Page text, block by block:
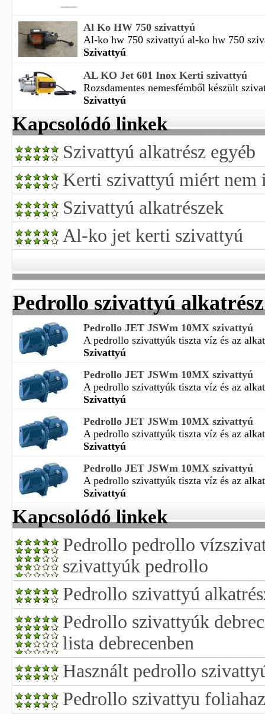
Al Ko HW 750 szivattyú
Al-ko hw 750 szivattyú al-ko hw 750
Szivattyú
AL KO Jet 601 Inox Kerti szivattyú
Rozsdamentes nemesfémből készült
Szivattyú
Kapcsolódó linkek
Szivattyú alkatrész egyéb
Kerti szivattyú miért nem
Szivattyú alkatrészek
Al-ko jet kerti szivattyú
Pedrollo szivattyú alkatrész
Pedrollo JET JSWm 10MX szivattyú
A pedrollo szivattyúk tiszta víz és az
Szivattyú
Pedrollo JET JSWm 10MX szivattyú
A pedrollo szivattyúk tiszta víz és az
Szivattyú
Pedrollo JET JSWm 10MX szivattyú
A pedrollo szivattyúk tiszta víz és az
Szivattyú
Pedrollo JET JSWm 10MX szivattyú
A pedrollo szivattyúk tiszta víz és az
Szivattyú
Kapcsolódó linkek
Pedrollo pedrollo
szivattyúk pedrollo
Pedrollo szivattyú
Pedrollo szivattyúk
lista debrecenben
Használt pedrollo
Pedrollo szivattyu